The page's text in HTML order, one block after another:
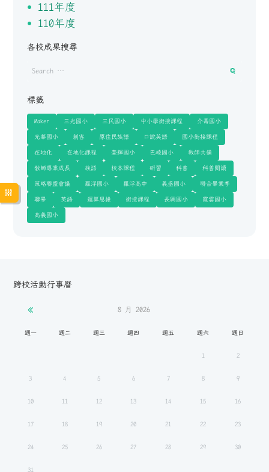
111年度
110年度
各校成果搜尋
標籤
Maker 三光國小 三民國小 中小學銜接課程 介壽國小
光華國小 創客 原住民族語 口說英語 國小銜接課程
在地化 在地化課程 奎輝國小 巴崚國小 教師共備
教師專業成長 族語 校本課程 研習 科普 科普閱讀
策略聯盟會議 羅浮國小 羅浮高中 義盛國小 聯合畢業季
聯畢 英語 運算思維 銜接課程 長興國小 霞雲國小
高義國小
跨校活動行事曆
8 月2026
週一 週二 週三 週四 週五 週六 週日
1 2
3 4 5 6 7 8 9
10 11 12 13 14 15 16
17 18 19 20 21 22 23
24 25 26 27 28 29 30
31